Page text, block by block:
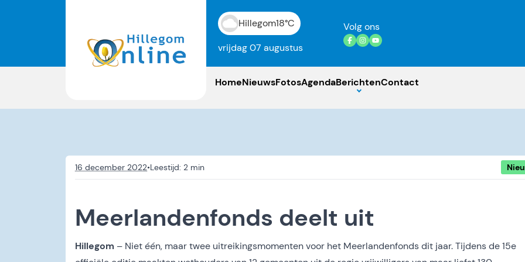
Hillegom18°C
vrijdag 07 augustus
Volg ons
HomeNieuwsFotosAgendaBerichtenContact
16 december 2022•
Meerlandenfonds deelt uit
Hillegom – Niet één, maar twee uitreikingsmomenten voor het Meerlandenfonds dit jaar. Tijdens de 15e